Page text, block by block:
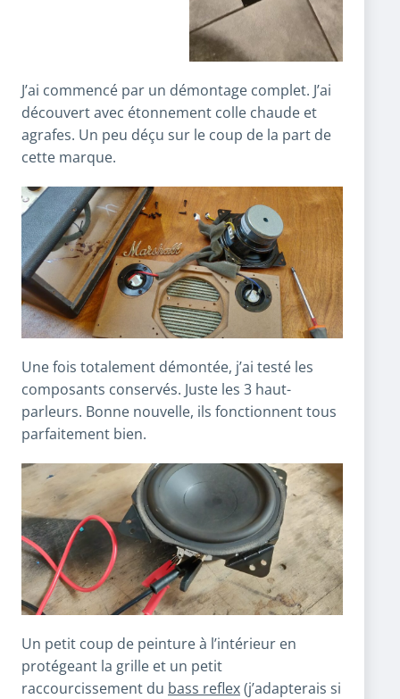
J’ai commencé par un démontage complet. J’ai
découvert avec étonnement colle chaude et
agrafes. Un peu déçu sur le coup de la part de
cette marque.
Une fois totalement démontée, j’ai testé les
composants conservés. Juste les 3 haut-
parleurs. Bonne nouvelle, ils fonctionnent tous
parfaitement bien.
Un petit coup de peinture à l’intérieur en
protégeant la grille et un petit
raccourcissement du bass reflex(j’adapterais si